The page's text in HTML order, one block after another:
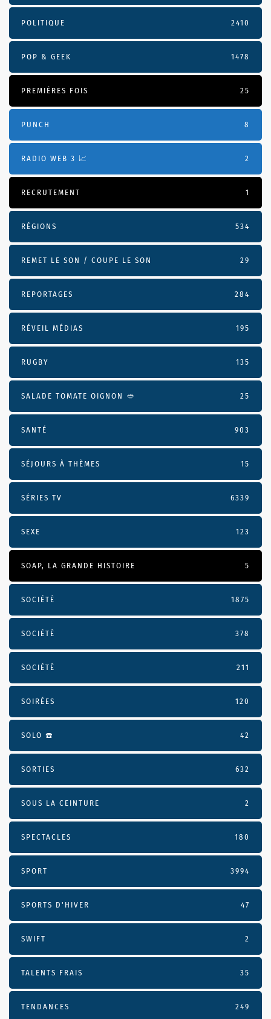
POLITIQUE 2410
POP & GEEK 1478
PREMIÈRES FOIS 25
PUNCH 8
RADIO WEB 3 📈 2
RECRUTEMENT 1
RÉGIONS 534
REMET LE SON / COUPE LE SON 29
REPORTAGES 284
RÉVEIL MÉDIAS 195
RUGBY 135
SALADE TOMATE OIGNON 🥙 25
SANTÉ 903
SÉJOURS À THÈMES 15
SÉRIES TV 6339
SEXE 123
SOAP, LA GRANDE HISTOIRE 5
SOCIÉTÉ 1875
SOCIÉTÉ 378
SOCIÉTÉ 211
SOIRÉES 120
SOLO ☎️ 42
SORTIES 632
SOUS LA CEINTURE 2
SPECTACLES 180
SPORT 3994
SPORTS D'HIVER 47
SWIFT 2
TALENTS FRAIS 35
TENDANCES 249